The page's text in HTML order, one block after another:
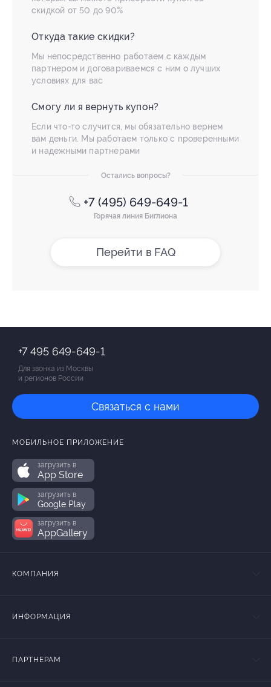
скидкой от 50 до 90%
Откуда такие скидки?
Мы непосредственно работаем с каждым
партнером и договариваемся с ним о лучших
условиях для вас
Смогу ли я вернуть купон?
Если что-то случится, мы обязательно вернем
вам деньги. Мы работаем только с проверенными
и надежными партнерами
Остались вопросы?
+7 (495) 649-649-1
Горячая линия Биглиона
Перейти в FAQ
+7 495 649-649-1
Для звонка из Москвы
и регионов России
Связаться с нами
МОБИЛЬНОЕ ПРИЛОЖЕНИЕ
загрузить в
App Store
загрузить в
Google Play
загрузить в
AppGallery
КОМПАНИЯ
ИНФОРМАЦИЯ
ПАРТНЕРАМ